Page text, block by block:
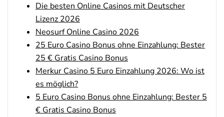
Die besten Online Casinos mit Deutscher
Lizenz 2026
Neosurf Online Casino 2026
25 Euro Casino Bonus ohne Einzahlung: Bester
25 € Gratis Casino Bonus
Merkur Casino 5 Euro Einzahlung 2026: Wo ist
es möglich?
5 Euro Casino Bonus ohne Einzahlung: Bester 5
€ Gratis Casino Bonus